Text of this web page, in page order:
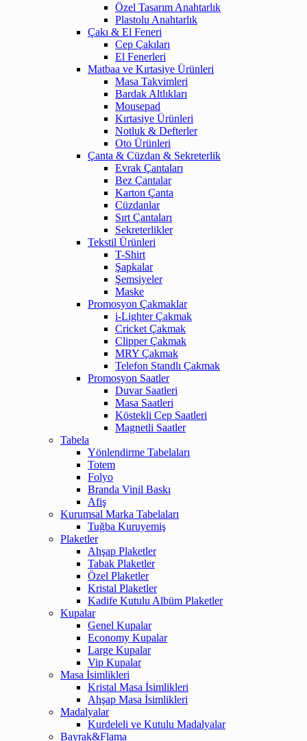
Özel Tasarım Anahtarlık
Plastolu Anahtarlık
Çakı & El Feneri
Cep Çakıları
El Fenerleri
Matbaa ve Kırtasiye Ürünleri
Masa Takvimleri
Bardak Altlıkları
Mousepad
Kırtasiye Ürünleri
Notluk & Defterler
Oto Ürünleri
Çanta & Cüzdan & Sekreterlik
Evrak Çantaları
Bez Çantalar
Karton Çanta
Cüzdanlar
Sırt Çantaları
Sekreterlikler
Tekstil Ürünleri
T-Shirt
Şapkalar
Şemsiyeler
Maske
Promosyon Çakmaklar
i-Lighter Çakmak
Cricket Çakmak
Clipper Çakmak
MRY Çakmak
Telefon Standlı Çakmak
Promosyon Saatler
Duvar Saatleri
Masa Saatleri
Köstekli Cep Saatleri
Magnetli Saatler
Tabela
Yönlendirme Tabelaları
Totem
Folyo
Branda Vinil Baskı
Afiş
Kurumsal Marka Tabelaları
Tuğba Kuruyemiş
Plaketler
Ahşap Plaketler
Tabak Plaketler
Özel Plaketler
Kristal Plaketler
Kadife Kutulu Albüm Plaketler
Kupalar
Genel Kupalar
Economy Kupalar
Large Kupalar
Vip Kupalar
Masa İsimlikleri
Kristal Masa İsimlikleri
Ahşap Masa İsimlikleri
Madalyalar
Kurdeleli ve Kutulu Madalyalar
Bayrak&Flama